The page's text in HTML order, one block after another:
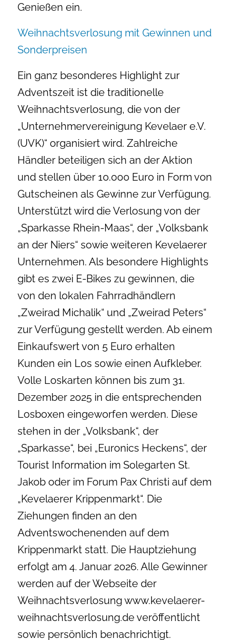
Genießen ein.
Weihnachtsverlosung mit Gewinnen und
Sonderpreisen
Ein ganz besonderes Highlight zur
Adventszeit ist die traditionelle
Weihnachtsverlosung, die von der
„Unternehmervereinigung Kevelaer e.V.
(UVK)“ organisiert wird. Zahlreiche
Händler beteiligen sich an der Aktion
und stellen über 10.000 Euro in Form von
Gutscheinen als Gewinne zur Verfügung.
Unterstützt wird die Verlosung von der
„Sparkasse Rhein-Maas“, der „Volksbank
an der Niers“ sowie weiteren Kevelaerer
Unternehmen. Als besondere Highlights
gibt es zwei E-Bikes zu gewinnen, die
von den lokalen Fahrradhändlern
„Zweirad Michalik“ und „Zweirad Peters“
zur Verfügung gestellt werden. Ab einem
Einkaufswert von 5 Euro erhalten
Kunden ein Los sowie einen Aufkleber.
Volle Loskarten können bis zum 31.
Dezember 2025 in die entsprechenden
Losboxen eingeworfen werden. Diese
stehen in der „Volksbank“, der
„Sparkasse“, bei „Euronics Heckens“, der
Tourist Information im Solegarten St.
Jakob oder im Forum Pax Christi auf dem
„Kevelaerer Krippenmarkt“. Die
Ziehungen finden an den
Adventswochenenden auf dem
Krippenmarkt statt. Die Hauptziehung
erfolgt am 4. Januar 2026. Alle Gewinner
werden auf der Webseite der
Weihnachtsverlosung www.kevelaerer-
weihnachtsverlosung.de veröffentlicht
sowie persönlich benachrichtigt.